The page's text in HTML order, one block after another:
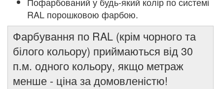
RAL порошковою фарбою.
Фарбування по RAL (крім чорного та
білого кольору) приймаються від 30
п.м. одного кольору, якщо метраж
менше - ціна за домовленістю!